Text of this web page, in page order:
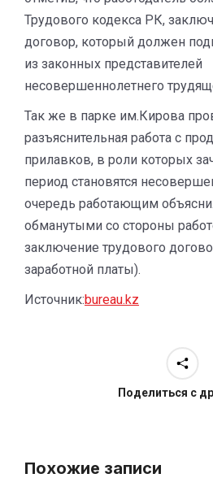
Трудового кодекса РК,
договор, который должен
из законных представителей
несовершеннолетнего
Так же в парке им.Кирова
разъяснительная работа с
прилавков, в роли которых
период становятся
очередь работающим
обманутыми со стороны
заключение трудового
заработной платы).
Источник:bureau.kz
Поделиться с
Похожие записи